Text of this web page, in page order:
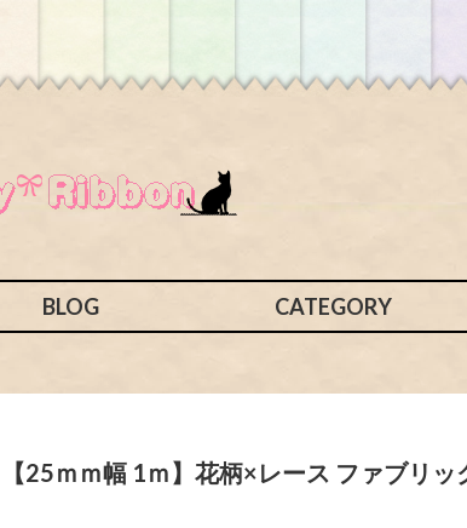
BLOG CATEGORY
【25ｍｍ幅 1ｍ】花柄×レース ファブリッ